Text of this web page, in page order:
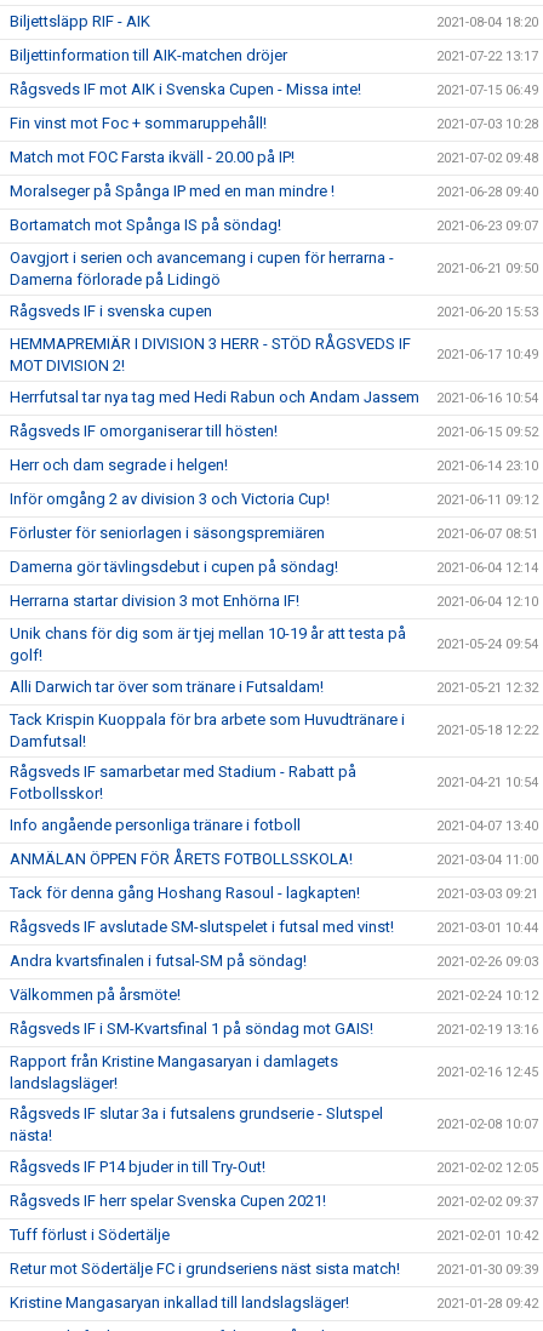
Biljettsläpp RIF - AIK 2021-08-04 18:20
Biljettinformation till AIK-matchen dröjer 2021-07-22 13:17
Rågsveds IF mot AIK i Svenska Cupen - Missa inte! 2021-07-15 06:49
Fin vinst mot Foc + sommaruppehåll! 2021-07-03 10:28
Match mot FOC Farsta ikväll - 20.00 på IP! 2021-07-02 09:48
Moralseger på Spånga IP med en man mindre ! 2021-06-28 09:40
Bortamatch mot Spånga IS på söndag! 2021-06-23 09:07
Oavgjort i serien och avancemang i cupen för herrarna -
Damerna förlorade på Lidingö
2021-06-21 09:50
Rågsveds IF i svenska cupen 2021-06-20 15:53
HEMMAPREMIÄR I DIVISION 3 HERR - STÖD RÅGSVEDS IF
MOT DIVISION 2!
2021-06-17 10:49
Herrfutsal tar nya tag med Hedi Rabun och Andam Jassem 2021-06-16 10:54
Rågsveds IF omorganiserar till hösten! 2021-06-15 09:52
Herr och dam segrade i helgen! 2021-06-14 23:10
Inför omgång 2 av division 3 och Victoria Cup! 2021-06-11 09:12
Förluster för seniorlagen i säsongspremiären 2021-06-07 08:51
Damerna gör tävlingsdebut i cupen på söndag! 2021-06-04 12:14
Herrarna startar division 3 mot Enhörna IF! 2021-06-04 12:10
Unik chans för dig som är tjej mellan 10-19 år att testa på
golf!
2021-05-24 09:54
Alli Darwich tar över som tränare i Futsaldam! 2021-05-21 12:32
Tack Krispin Kuoppala för bra arbete som Huvudtränare i
Damfutsal!
2021-05-18 12:22
Rågsveds IF samarbetar med Stadium - Rabatt på
Fotbollsskor!
2021-04-21 10:54
Info angående personliga tränare i fotboll 2021-04-07 13:40
ANMÄLAN ÖPPEN FÖR ÅRETS FOTBOLLSSKOLA! 2021-03-04 11:00
Tack för denna gång Hoshang Rasoul - lagkapten! 2021-03-03 09:21
Rågsveds IF avslutade SM-slutspelet i futsal med vinst! 2021-03-01 10:44
Andra kvartsfinalen i futsal-SM på söndag! 2021-02-26 09:03
Välkommen på årsmöte! 2021-02-24 10:12
Rågsveds IF i SM-Kvartsfinal 1 på söndag mot GAIS! 2021-02-19 13:16
Rapport från Kristine Mangasaryan i damlagets
landslagsläger!
2021-02-16 12:45
Rågsveds IF slutar 3a i futsalens grundserie - Slutspel
nästa!
2021-02-08 10:07
Rågsveds IF P14 bjuder in till Try-Out! 2021-02-02 12:05
Rågsveds IF herr spelar Svenska Cupen 2021! 2021-02-02 09:37
Tuff förlust i Södertälje 2021-02-01 10:42
Retur mot Södertälje FC i grundseriens näst sista match! 2021-01-30 09:39
Kristine Mangasaryan inkallad till landslagsläger! 2021-01-28 09:42